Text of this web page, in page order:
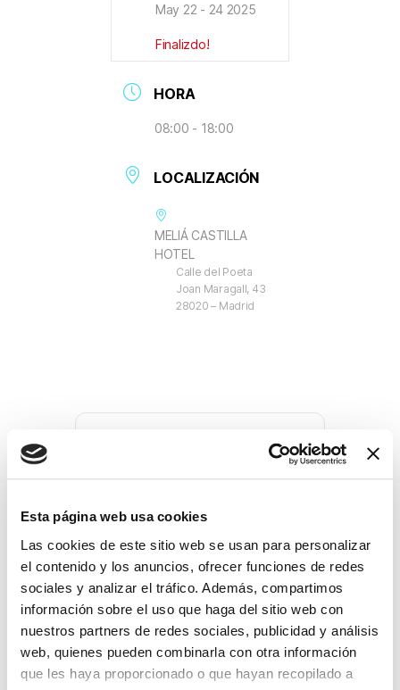
Esta página web usa cookies
Las cookies de este sitio web se usan para personalizar
el contenido y los anuncios, ofrecer funciones de redes
sociales y analizar el tráfico. Además, compartimos
información sobre el uso que haga del sitio web con
nuestros partners de redes sociales, publicidad y análisis
web, quienes pueden combinarla con otra información
que les haya proporcionado o que hayan recopilado a
May 22 - 24 2025
Finalizdo!
HORA
08:00 - 18:00
LOCALIZACIÓN
MELIÁ CASTILLA
HOTEL
Calle del Poeta
Joan Maragall, 43
28020 – Madrid
Exportación + iCal / Outlook